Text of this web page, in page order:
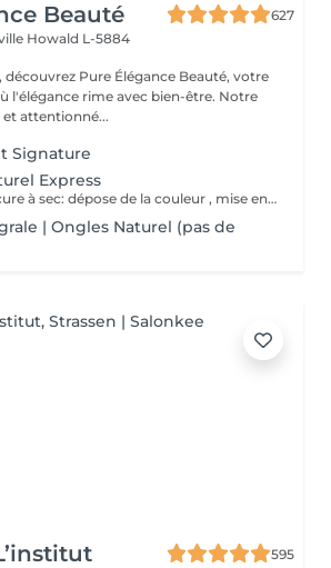
Beauté
627
Howald L-5884
Pure Élégance Beauté, votre
l'élégance rime avec bien-être. Notre
attentionné...
Signature
Express
Comprends: Manucure à sec: dépose de la couleur , mise en forme des ongles , nettoyage de cuticule , application du Nail Therapy (vernis de protection).
| Ongles Naturel (pas de
595